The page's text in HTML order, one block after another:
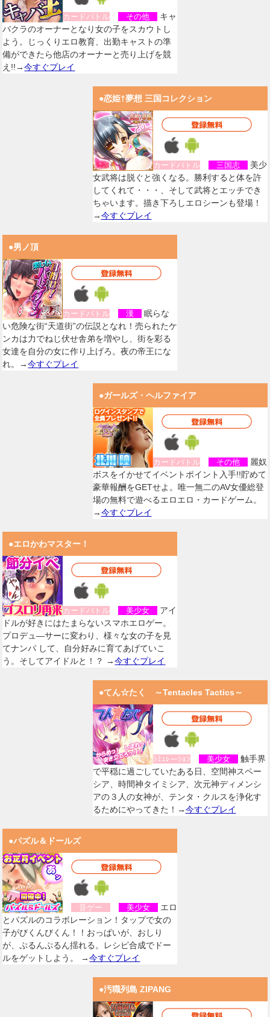
カードバトル その他
キャ
バクラのオーナーとなり女の子をスカウトし
よう。じっくりエロ教育、出勤キャストの準
備ができたら他店のオーナーと売り上げを競
え!!→今すぐプレイ
●恋姫†夢想 三国コレクション
カードバトル 三国志
美少
女武将は脱ぐと強くなる。勝利すると体を許
してくれて・・・、そして武将とエッチでき
ちゃいます。描き下ろしエロシーンも登場！
→今すぐプレイ
●男ノ頂
カードバトル 漢
眠らな
い危険な街“天道街”の伝説となれ！売られたケ
ンカは力でねじ伏せ舎弟を増やし、街を彩る
女達を自分の女に作り上げろ。夜の帝王にな
れ。→今すぐプレイ
●ガールズ・ヘルファイア
カードバトル その他
麗奴
ボスをイかせてイベントポイント入手!!貯めて
豪華報酬をGETせよ。唯一無二のAV女優総登
場の無料で遊べるエロエロ・カードゲーム。
→今すぐプレイ
●エロかわマスター！
カードバトル 美少女
アイ
ドルが好きにはたまらないスマホエロゲー。
プロデュ―サーに変わり、様々な女の子を見
てナンパ して、自分好みに育てあげていこ
う。そしてアイドルと！？ →今すぐプレイ
●てん☆たく ～Tentacles Tactics～
ｼﾐｭﾚーｼｮﾝ 美少女
触手界
で平穏に過ごしていたある日、空間神スペー
シア、時間神タイミシア、次元神ディメンシ
アの３人の女神が、テンタ・クルスを浄化す
るためにやってきた！→今すぐプレイ
●パズル＆ドールズ
音ゲー 美少女
エロ
とパズルのコラボレーション！タップで女の
子がびくんびくん！！おっぱいが、おしり
が、ぷるんぷるん揺れる。レシピ合成でドー
ルをゲットしよう。 →今すぐプレイ
●汚職列島 ZIPANG